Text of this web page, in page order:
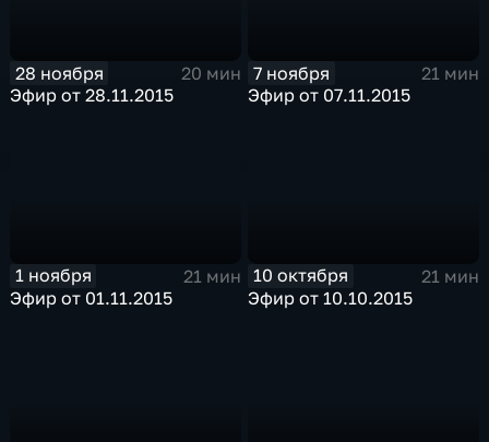
28 ноября
20 мин
Эфир от 28.11.2015
7 ноября
21 мин
Эфир от 07.11.2015
1 ноября
21 мин
Эфир от 01.11.2015
10 октября
21 мин
Эфир от 10.10.2015